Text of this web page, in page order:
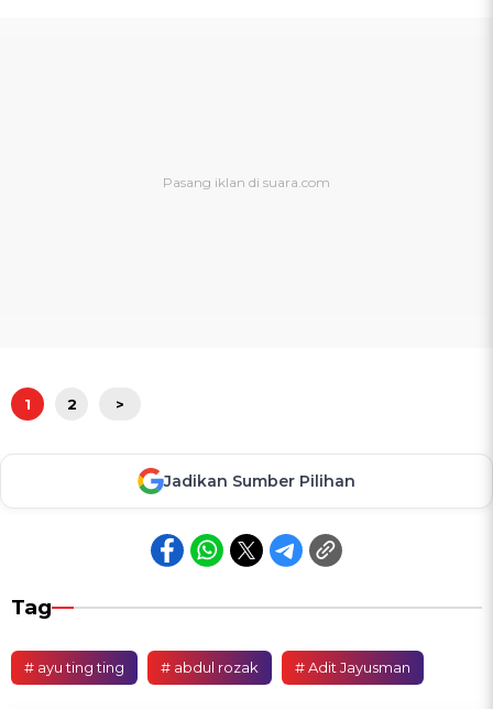
1 2 >
Jadikan Sumber Pilihan
Tag
# ayu ting ting # abdul rozak # Adit Jayusman